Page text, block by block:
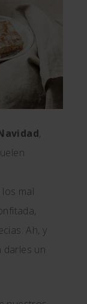
,
mal
Ah, y
darles un